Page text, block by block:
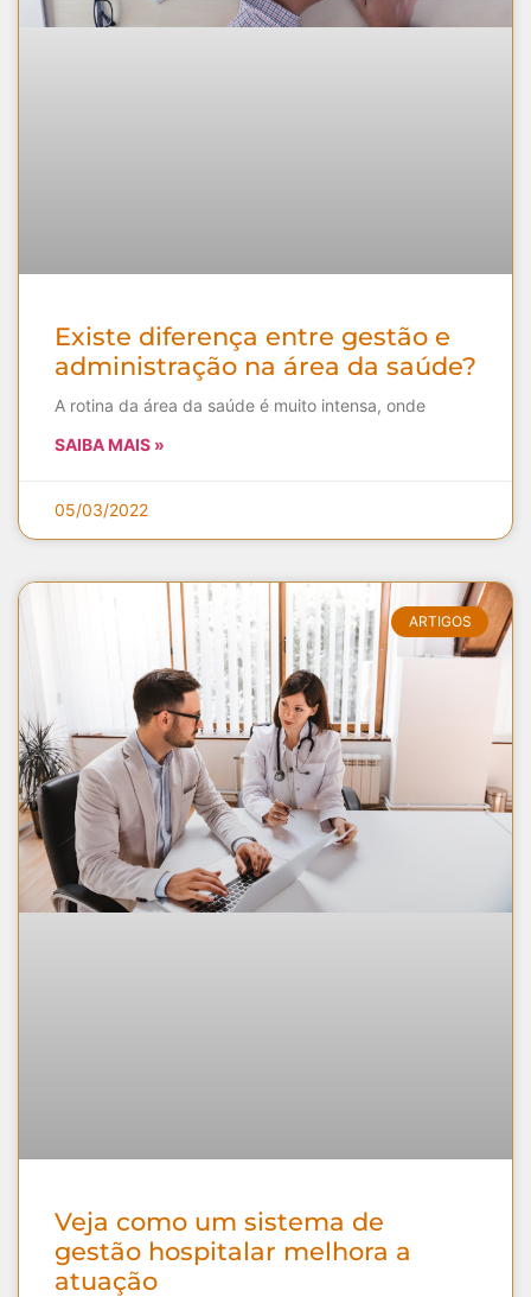
Existe diferença entre gestão e
administração na área da saúde?
A rotina da área da saúde é muito intensa, onde
SAIBA MAIS »
05/03/2022
ARTIGOS
Veja como um sistema de
gestão hospitalar melhora a
atuação